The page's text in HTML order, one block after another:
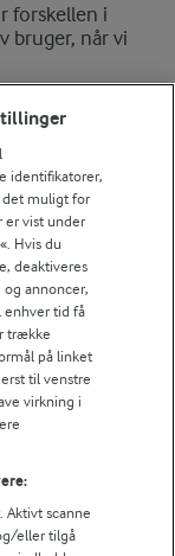
forskellen i
bruger, når vi
cupcakes kan du
med pink
identifikatorer,
det muligt for
er vist under
Hvis du
deaktiveres
annoncer,
enhver tid få
trække
på linket
til venstre
virkning i
Aktivt scanne
eller tilgå